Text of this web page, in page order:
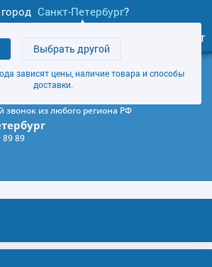
Санкт-Петербург?
Выбрать другой
зависят цены, наличие товара и способы
доставки.
Личный кабинет
89 89
в Санкт-Петербурге (Карта)
звонок из любого региона РФ
89 89